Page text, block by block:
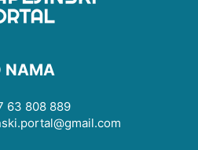
NAMA
63 808 889